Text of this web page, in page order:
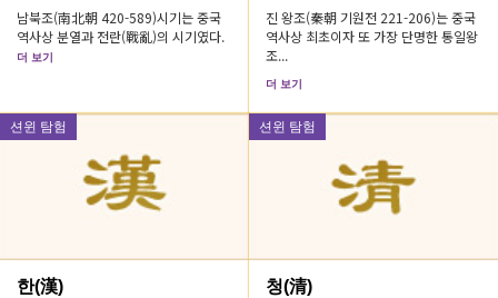
남북조(南北朝 420-589)시기는 중국
역사상 분열과 전란(戰亂)의 시기였다.
더 보기
진 왕조(秦朝 기원전 221-206)는 중국
역사상 최초이자 또 가장 단명한 통일왕
조...
더 보기
션윈 탐험
한(漢)
션윈 탐험
청(清)